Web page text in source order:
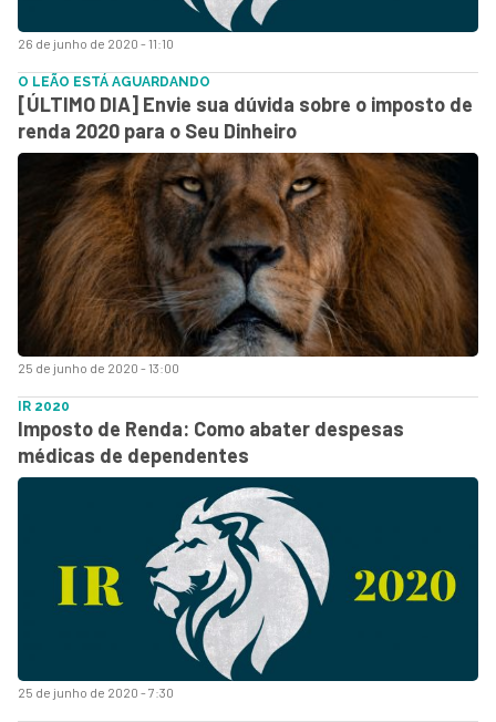
26 de junho de 2020 - 11:10
25 de junho de 2020 - 13:00
O LEÃO ESTÁ AGUARDANDO
[ÚLTIMO DIA] Envie sua dúvida sobre o imposto de
renda 2020 para o Seu Dinheiro
25 de junho de 2020 - 7:30
IR 2020
Imposto de Renda: Como abater despesas
médicas de dependentes